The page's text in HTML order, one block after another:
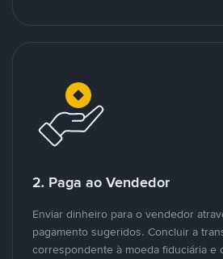
2. Paga ao Vendedor
Enviar dinheiro para o vendedor
pagamento sugeridos. Concluir a
correspondente à moeda fiduciária e